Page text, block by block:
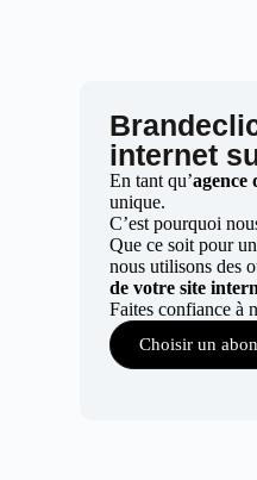
internet
En tant qu’agence
unique.
C’est pourquoi
Que ce soit pour
nous utilisons des
de votre site
Faites confiance à
Choisir un